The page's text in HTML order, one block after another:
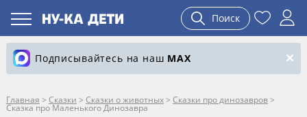
Поиск
Подписывайтесь на наш MAX
Главная > Сказки > Сказки о животных> Сказки про динозавров>
Сказка про Маленького Динозавра